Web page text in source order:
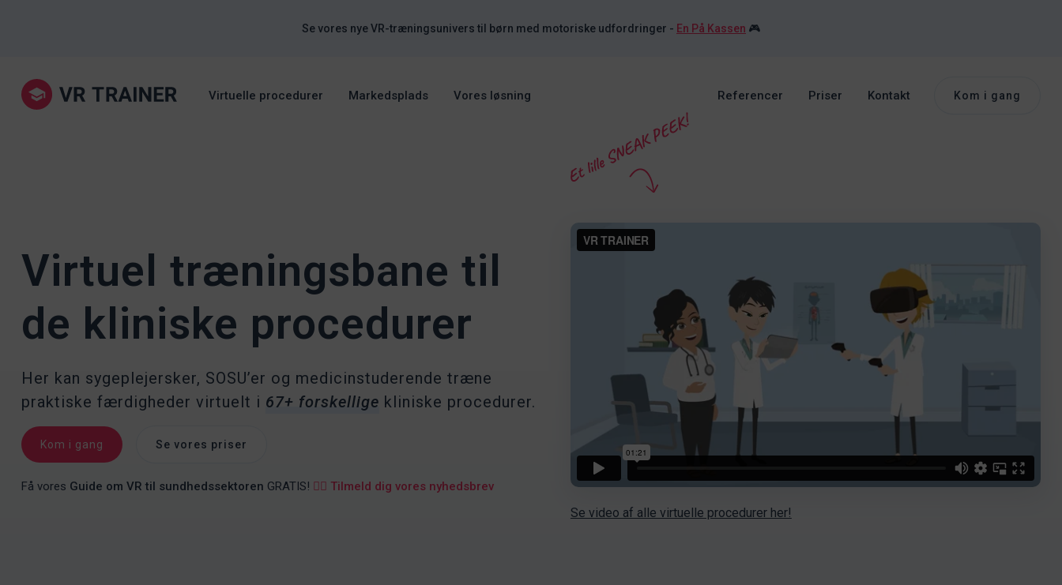
Se vores nye VR-træningsunivers til børn med motoriske udfordringer - En På Kassen 🎮
Virtuelle procedurer Markedsplads Vores løsning Referencer Priser Kontakt Kom i gang
Virtuel træningsbane til
de kliniske procedurer
Her kan sygeplejersker, SOSU’er og medicinstuderende træne
praktiske færdigheder virtuelt i 67+ forskellige kliniske procedurer.
Kom i gang Se vores priser
Få vores Guide om VR til sundhedssektoren GRATIS! 👉🏻 Tilmeld dig vores nyhedsbrev
Se video af alle virtuelle procedurer her!